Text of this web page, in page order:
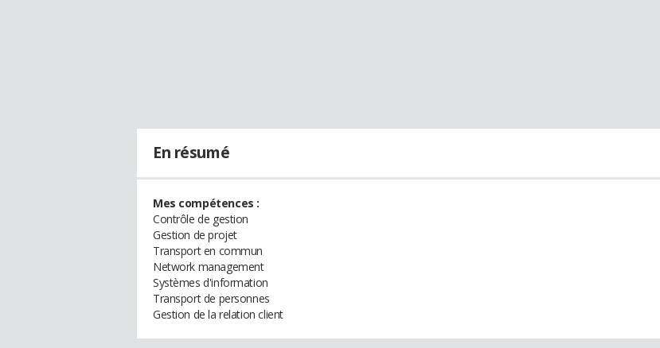
En résumé
Mes compétences :
Contrôle de gestion
Gestion de projet
Transport en commun
Network management
Systèmes d'information
Transport de personnes
Gestion de la relation client